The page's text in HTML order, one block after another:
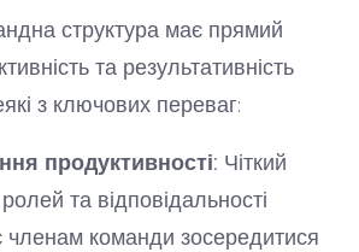
структура має прямий
та результативність
з ключових переваг:
продуктивності: Чіткий
та відповідальності
членам команди зосередитися